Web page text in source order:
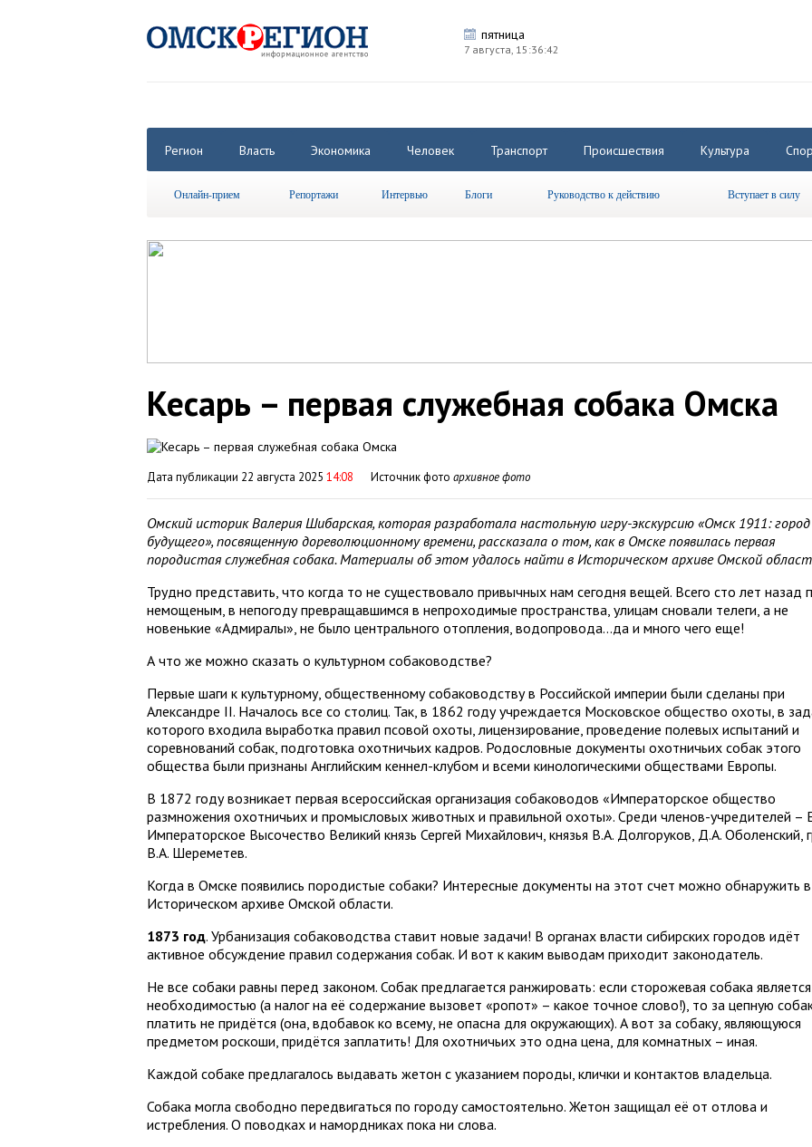
пятница
7 августа, 15:36:43
Регион Власть Экономика Человек Транспорт Происшествия Культура
Онлайн-прием Репортажи Интервью Блоги Руководство к действию Вступает в силу
Кесарь – первая служебная собака Омска
Дата публикации 22 августа 2025 14:08 Источник фото архивное фото
Омский историк Валерия Шибарская, которая разработала настольную игру-экскурсию «Омск 1911: город
будущего», посвященную дореволюционному времени, рассказала о том, как в Омске появилась первая
породистая служебная собака. Материалы об этом удалось найти в Историческом архиве Омской
Трудно представить, что когда то не существовало привычных нам сегодня вещей. Всего сто лет назад
немощеным, в непогоду превращавшимся в непроходимые пространства, улицам сновали телеги, а не
новенькие «Адмиралы», не было центрального отопления, водопровода…да и много чего еще!
А что же можно сказать о культурном собаководстве?
Первые шаги к культурному, общественному собаководству в Российской империи были сделаны при
Александре II. Началось все со столиц. Так, в 1862 году учреждается Московское общество охоты, в
которого входила выработка правил псовой охоты, лицензирование, проведение полевых испытаний и
соревнований собак, подготовка охотничьих кадров. Родословные документы охотничьих собак этого
общества были признаны Английским кеннел-клубом и всеми кинологическими обществами Европы.
В 1872 году возникает первая всероссийская организация собаководов «Императорское общество
размножения охотничьих и промысловых животных и правильной охоты». Среди членов-учредителей –
Императорское Высочество Великий князь Сергей Михайлович, князья В.А. Долгоруков, Д.А. Оболенский,
В.А. Шереметев.
Когда в Омске появились породистые собаки? Интересные документы на этот счет можно обнаружить в
Историческом архиве Омской области.
1873 год. Урбанизация собаководства ставит новые задачи! В органах власти сибирских городов идёт
активное обсуждение правил содержания собак. И вот к каким выводам приходит законодатель.
Не все собаки равны перед законом. Собак предлагается ранжировать: если сторожевая собака является
необходимостью (а налог на её содержание вызовет «ропот» – какое точное слово!), то за цепную
платить не придётся (она, вдобавок ко всему, не опасна для окружающих). А вот за собаку, являющуюся
предметом роскоши, придётся заплатить! Для охотничьих это одна цена, для комнатных – иная.
Каждой собаке предлагалось выдавать жетон с указанием породы, клички и контактов владельца.
Собака могла свободно передвигаться по городу самостоятельно. Жетон защищал её от отлова и
истребления. О поводках и намордниках пока ни слова.